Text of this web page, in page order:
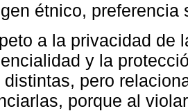
étnico, preferencia
a la privacidad de
y la
distintas, pero
porque al